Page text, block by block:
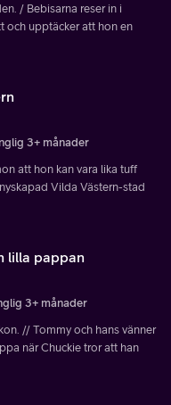
/ Bebisarna reser in i
och upptäcker att hon en
3+ månader
att hon kan vara lika tuff
Vilda Västern-stad
lilla pappan
3+ månader
// Tommy och hans vänner
när Chuckie tror att han